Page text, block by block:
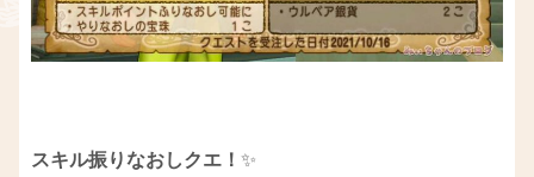
スキル振りなおしクエ！ ✨